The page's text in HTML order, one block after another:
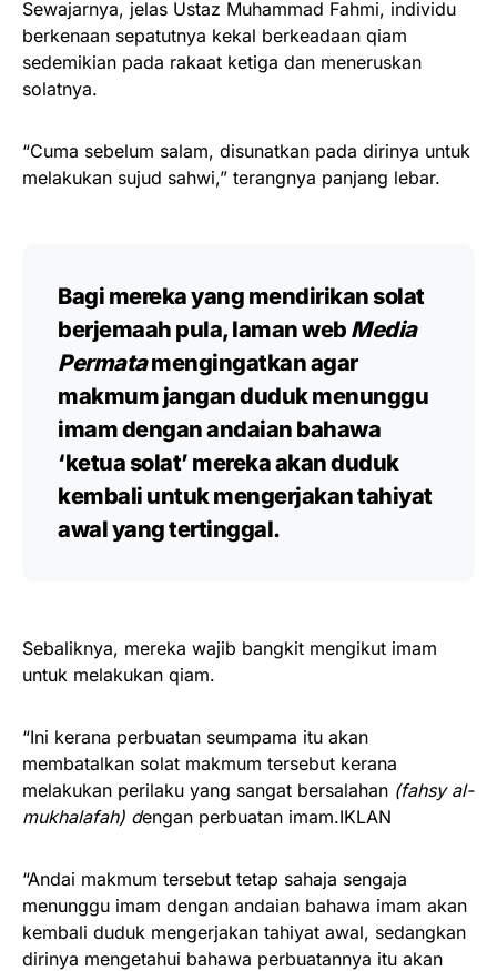
Sewajarnya, jelas Ustaz Muhammad Fahmi, individu
berkenaan sepatutnya kekal berkeadaan qiam
sedemikian pada rakaat ketiga dan meneruskan
solatnya.
“Cuma sebelum salam, disunatkan pada dirinya untuk
melakukan sujud sahwi,” terangnya panjang lebar.
Bagi mereka yang mendirikan solat
berjemaah pula, laman web Media
Permatamengingatkan agar
makmum jangan duduk menunggu
imam dengan andaian bahawa
‘ketua solat’ mereka akan duduk
kembali untuk mengerjakan tahiyat
awal yang tertinggal.
Sebaliknya, mereka wajib bangkit mengikut imam
untuk melakukan qiam.
“Ini kerana perbuatan seumpama itu akan
membatalkan solat makmum tersebut kerana
melakukan perilaku yang sangat bersalahan (fahsy al-
mukhalafah) dengan perbuatan imam.IKLAN
“Andai makmum tersebut tetap sahaja sengaja
menunggu imam dengan andaian bahawa imam akan
kembali duduk mengerjakan tahiyat awal, sedangkan
dirinya mengetahui bahawa perbuatannya itu akan